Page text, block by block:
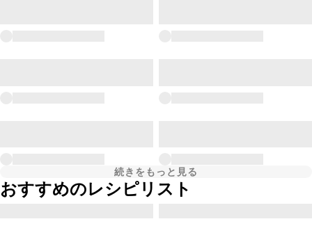
続きをもっと見る
おすすめのレシピリスト